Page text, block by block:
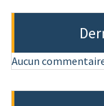
Aucun